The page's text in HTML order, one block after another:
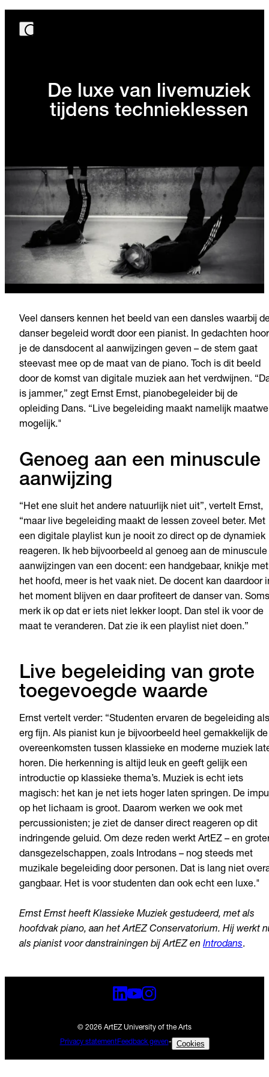
De luxe van livemuziek
tijdens technieklessen
Veel dansers kennen het beeld van een dansles waarbij
danser begeleid wordt door een pianist. In gedachten hoor
je de dansdocent al aanwijzingen geven – de stem gaat
steevast mee op de maat van de piano. Toch is dit beeld
door de komst van digitale muziek aan het verdwijnen.
is jammer,” zegt Ernst Ernst, pianobegeleider bij de
opleiding Dans. “Live begeleiding maakt namelijk
mogelijk."
Genoeg aan een minuscule
aanwijzing
“Het ene sluit het andere natuurlijk niet uit”, vertelt Ernst,
“maar live begeleiding maakt de lessen zoveel beter. Met
een digitale playlist kun je nooit zo direct op de dynamiek
reageren. Ik heb bijvoorbeeld al genoeg aan de minuscule
aanwijzingen van een docent: een handgebaar, knikje met
het hoofd, meer is het vaak niet. De docent kan daardoor
het moment blijven en daar profiteert de danser van. Soms
merk ik op dat er iets niet lekker loopt. Dan stel ik voor de
maat te veranderen. Dat zie ik een playlist niet doen.”
Live begeleiding van grote
toegevoegde waarde
Ernst vertelt verder: “Studenten ervaren de begeleiding als
erg fijn. Als pianist kun je bijvoorbeeld heel gemakkelijk de
overeenkomsten tussen klassieke en moderne muziek
horen. Die herkenning is altijd leuk en geeft gelijk een
introductie op klassieke thema’s. Muziek is echt iets
magisch: het kan je net iets hoger laten springen. De
op het lichaam is groot. Daarom werken we ook met
percussionisten; je ziet de danser direct reageren op dit
indringende geluid. Om deze reden werkt ArtEZ – en
dansgezelschappen, zoals Introdans – nog steeds met
muzikale begeleiding door personen. Dat is lang niet
gangbaar. Het is voor studenten dan ook echt een luxe."
Ernst Ernst heeft Klassieke Muziek gestudeerd, met als
hoofdvak piano, aan het ArtEZ Conservatorium. Hij werkt
als pianist voor danstrainingen bij ArtEZ en Introdans.
© 2026 ArtEZ University of the Arts
Privacy statementFeedback geven- Cookies